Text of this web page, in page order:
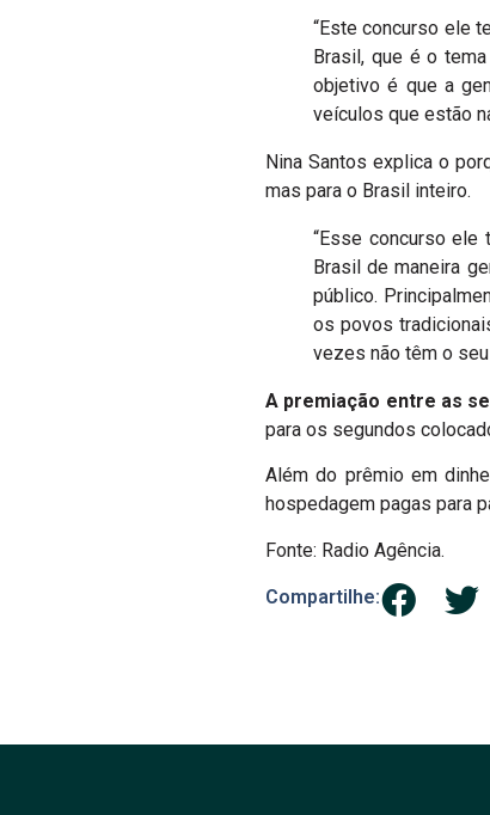
“Este concurso ele
Brasil, que é o
objetivo é que a
veículos que estão
Nina Santos explica o
mas para o Brasil inteiro.
“Esse concurso ele
Brasil de maneira
público.
os povos
vezes não têm o
A premiação entre as
para os segundos
Além do prêmio em
hospedagem pagas para
Fonte: Radio Agência.
Compartilhe: